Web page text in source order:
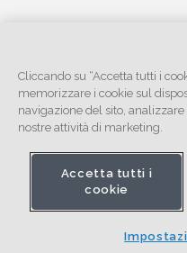
Cliccando su “Accetta tutti i
memorizzare i cookie sul
navigazione del sito,
nostre attività di marketing.
Accetta tutti i
cookie